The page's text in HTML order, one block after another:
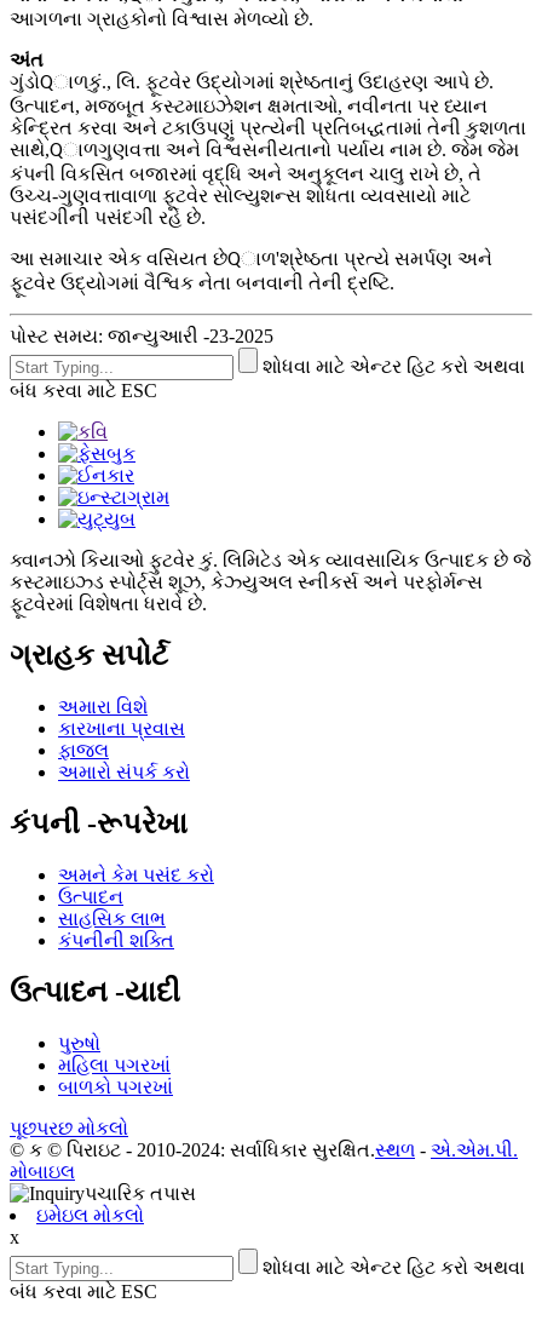
આગળના ગ્રાહકોનો વિશ્વાસ મેળવ્યો છે.
અંત
ગુંડોQાળકું., લિ. ફૂટવેર ઉદ્યોગમાં શ્રેષ્ઠતાનું ઉદાહરણ આપે છે.
ઉત્પાદન, મજબૂત કસ્ટમાઇઝેશન ક્ષમતાઓ, નવીનતા પર ધ્યાન
કેન્દ્રિત કરવા અને ટકાઉપણું પ્રત્યેની પ્રતિબદ્ધતામાં તેની કુશળતા
સાથે,Qાળગુણવત્તા અને વિશ્વસનીયતાનો પર્યાય નામ છે. જેમ જેમ
કંપની વિકસિત બજારમાં વૃદ્ધિ અને અનુકૂલન ચાલુ રાખે છે, તે
ઉચ્ચ-ગુણવત્તાવાળા ફૂટવેર સોલ્યુશન્સ શોધતા વ્યવસાયો માટે
પસંદગીની પસંદગી રહે છે.
આ સમાચાર એક વસિયત છેQાળ'શ્રેષ્ઠતા પ્રત્યે સમર્પણ અને
ફૂટવેર ઉદ્યોગમાં વૈશ્વિક નેતા બનવાની તેની દ્રષ્ટિ.
પોસ્ટ સમય: જાન્યુઆરી -23-2025
શોધવા માટે એન્ટર હિટ કરો અથવા
બંધ કરવા માટે ESC
ક્વાનઝો કિયાઓ ફુટવેર કું. લિમિટેડ એક વ્યાવસાયિક ઉત્પાદક છે જે
કસ્ટમાઇઝ્ડ સ્પોર્ટ્સ શૂઝ, કેઝ્યુઅલ સ્નીકર્સ અને પરફોર્મન્સ
ફૂટવેરમાં વિશેષતા ધરાવે છે.
ગ્રાહક સપોર્ટ
અમારા વિશે
કારખાના પ્રવાસ
ફાજલ
અમારો સંપર્ક કરો
કંપની -રૂપરેખા
અમને કેમ પસંદ કરો
ઉત્પાદન
સાહસિક લાભ
કંપનીની શક્તિ
ઉત્પાદન -યાદી
પુરુષો
મહિલા પગરખાં
બાળકો પગરખાં
પૂછપરછ મોકલો
© ક © પિરાઇટ - 2010-2024: સર્વાધિકાર સુરક્ષિત.સ્થળ - એ.એમ.પી.
મોબાઇલ
ઇમેઇલ મોકલો
x
શોધવા માટે એન્ટર હિટ કરો અથવા
બંધ કરવા માટે ESC